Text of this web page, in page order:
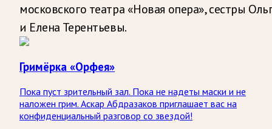
московского театра «Новая опера», сестры
и Елена Терентьевы.
Гримёрка «Орфея»
Пока пуст зрительный зал. Пока не надеты маски и не
наложен грим. Аскар Абдразаков приглашает вас на
конфиденциальный разговор со звездой!